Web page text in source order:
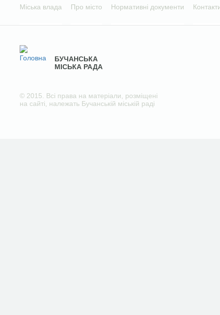
Міська влада Про місто Нормативні документи
БУЧАНСЬКА
МІСЬКА РАДА
© 2015. Всі права на матеріали, розміщені
на сайті, належать Бучанській міській раді